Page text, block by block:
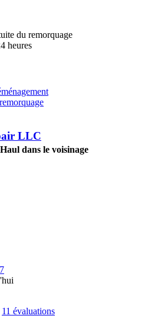
du remorquage
heures
LLC
dans le voisinage
11 évaluations